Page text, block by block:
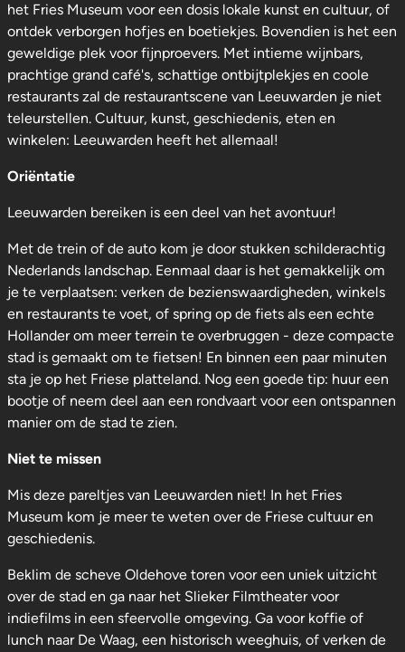
het Fries Museum voor een dosis lokale kunst en cultuur, of
ontdek verborgen hofjes en boetiekjes. Bovendien is het een
geweldige plek voor fijnproevers. Met intieme wijnbars,
prachtige grand café's, schattige ontbijtplekjes en coole
restaurants zal de restaurantscene van Leeuwarden je niet
teleurstellen. Cultuur, kunst, geschiedenis, eten en
winkelen: Leeuwarden heeft het allemaal!
Oriëntatie
Leeuwarden bereiken is een deel van het avontuur!
Met de trein of de auto kom je door stukken schilderachtig
Nederlands landschap. Eenmaal daar is het gemakkelijk om
je te verplaatsen: verken de bezienswaardigheden, winkels
en restaurants te voet, of spring op de fiets als een echte
Hollander om meer terrein te overbruggen - deze compacte
stad is gemaakt om te fietsen! En binnen een paar minuten
sta je op het Friese platteland. Nog een goede tip: huur een
bootje of neem deel aan een rondvaart voor een ontspannen
manier om de stad te zien.
Niet te missen
Mis deze pareltjes van Leeuwarden niet! In het Fries
Museum kom je meer te weten over de Friese cultuur en
geschiedenis.
Beklim de scheve Oldehove toren voor een uniek uitzicht
over de stad en ga naar het Slieker Filmtheater voor
indiefilms in een sfeervolle omgeving. Ga voor koffie of
lunch naar De Waag, een historisch weeghuis, of verken de